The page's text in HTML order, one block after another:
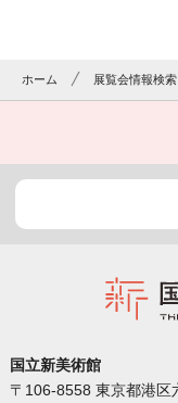
ホーム 展覧会情報検
国立新美術館
〒106-8558 東京都港区